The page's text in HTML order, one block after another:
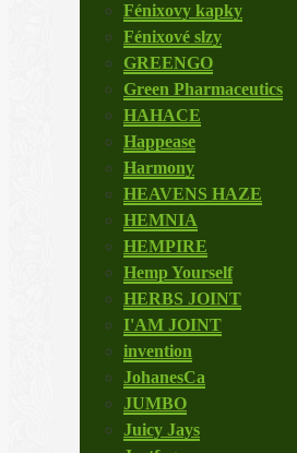
Fénixovy kapky
Fénixové slzy
GREENGO
Green Pharmaceutics
HAHACE
Happease
Harmony
HEAVENS HAZE
HEMNIA
HEMPIRE
Hemp Yourself
HERBS JOINT
I'AM JOINT
invention
JohanesCa
JUMBO
Juicy Jays